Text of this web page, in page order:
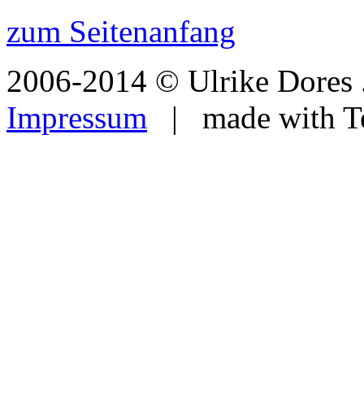
zum Seitenanfang
2006-2014 © Ulrike
Impressum | made with